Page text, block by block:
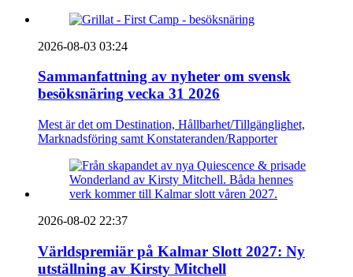
2026-08-03 03:24
Sammanfattning av nyheter om svensk
besöksnäring vecka 31 2026
Mest är det om Destination, Hållbarhet/Tillgänglighet,
Marknadsföring samt Konstateranden/Rapporter
2026-08-02 22:37
Världspremiär på Kalmar Slott 2027: Ny
utställning av Kirsty Mitchell